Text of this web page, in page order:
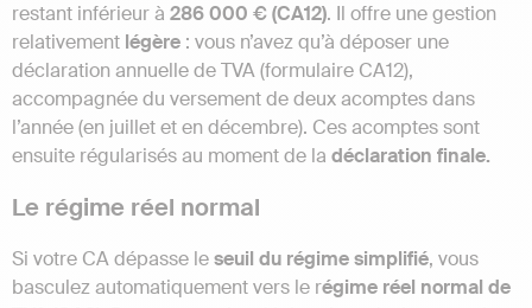
restant inférieur à 286 000 € (CA12). Il offre une gestion
relativement légère : vous n’avez qu’à déposer une
déclaration annuelle de TVA (formulaire CA12),
accompagnée du versement de deux acomptes dans
l’année (en juillet et en décembre). Ces acomptes sont
ensuite régularisés au moment de la déclaration finale.
Le régime réel normal
Si votre CA dépasse leseuil du régime simplifié, vous
basculez automatiquement vers le régime réel normal de